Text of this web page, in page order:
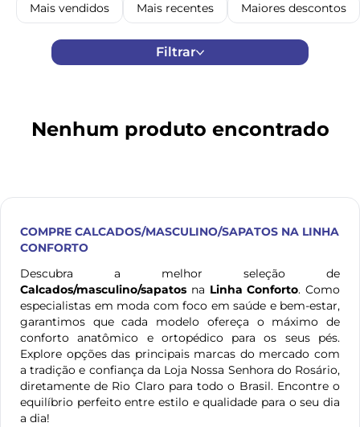
Mais vendidos Mais recentes Maiores descontos
Filtrar
Nenhum produto encontrado
COMPRE CALCADOS/MASCULINO/SAPATOS NA LINHA
CONFORTO
Descubra a melhor seleção de
Calcados/masculino/sapatos na Linha Conforto. Como
especialistas em moda com foco em saúde e bem-estar,
garantimos que cada modelo ofereça o máximo de
conforto anatômico e ortopédico para os seus pés.
Explore opções das principais marcas do mercado com
a tradição e confiança da Loja Nossa Senhora do Rosário,
diretamente de Rio Claro para todo o Brasil. Encontre o
equilíbrio perfeito entre estilo e qualidade para o seu dia
a dia!